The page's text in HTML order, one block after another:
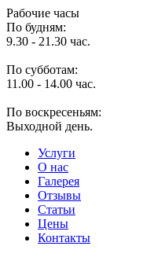
Рабочие часы
По будням:
9.30 - 21.30 час.
По субботам:
11.00 - 14.00 час.
По воскресеньям:
Выходной день.
Услуги
O нас
Галерея
Отзывы
Статьи
Цены
Контакты